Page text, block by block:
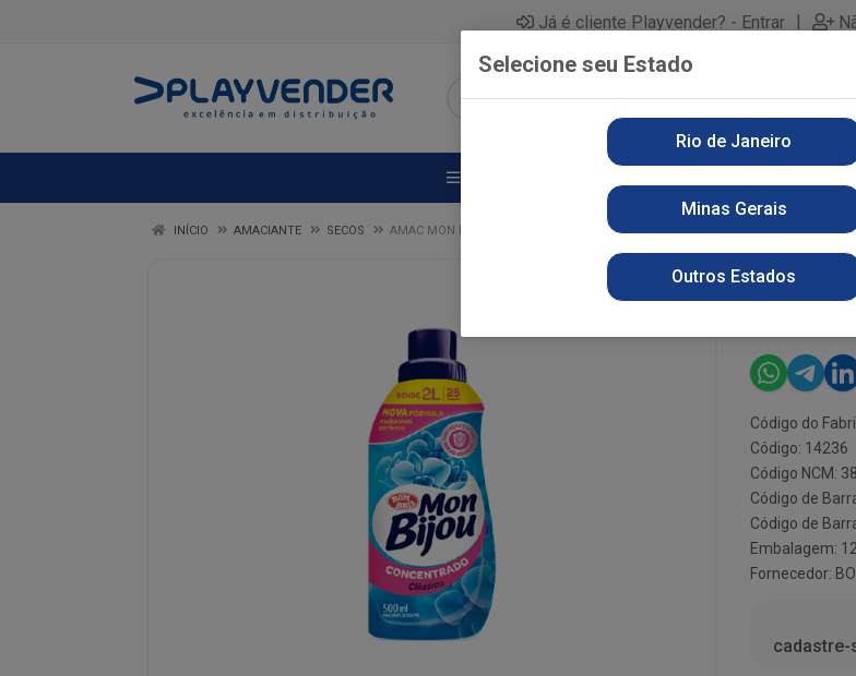
Já é cliente Playvender? - Entrar |
INÍCIO AMACIANTE SECOS AMAC MON BIJOU 500ML CONC CLASS AZUL
Código do
Código: 14236
Código NCM:
Código de
Código de
Embalagem:
Fornecedor:
cadastre-
Selecione seu Estado
Rio de Janeiro
Minas Gerais
Outros Estados